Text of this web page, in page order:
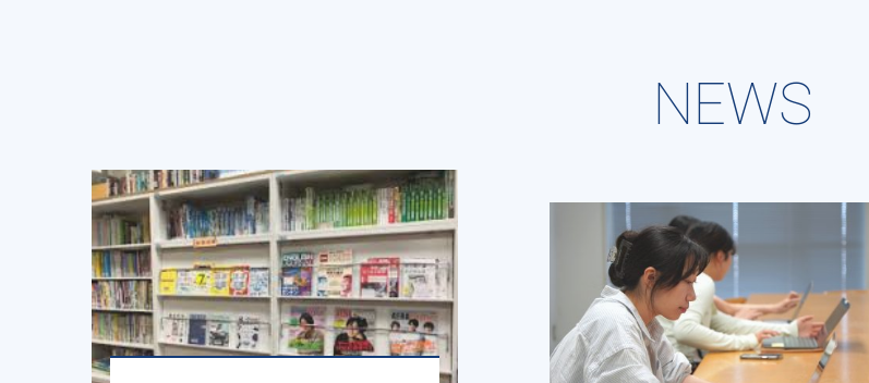
NEWS